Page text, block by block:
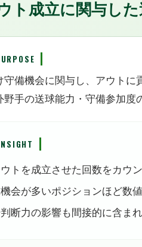
ト成立に関与し
備機会に関与し、アウトに
手の送球能力・守備参加度
トを成立させた回数をカウ
会が多いポジションほど数
断力の影響も間接的に含ま